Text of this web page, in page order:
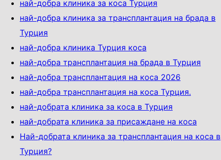
най-добра клиника за коса Турция
най-добра клиника за трансплантация на брада в
Турция
най-добра клиника Турция коса
най-добра трансплантация на брада в Турция
най-добра трансплантация на коса 2026
най-добра трансплантация на коса Турция.
най-добрата клиника за коса в Турция
най-добрата клиника за присаждане на коса
Най-добрата клиника за трансплантация на коса в
Турция?